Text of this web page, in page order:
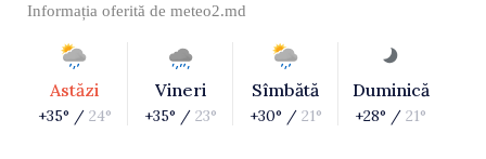
Informația oferită de meteo2.md
Astăzi
+35° / 24°
Vineri
+35° / 23°
Sîmbătă
+30° / 21°
Duminică
+28° / 21°